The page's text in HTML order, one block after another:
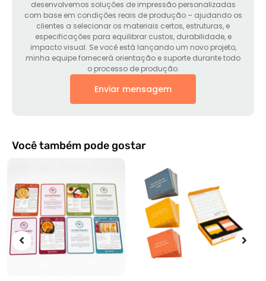
desenvolvemos soluções de impressão personalizadas
com base em condições reais de produção – ajudando os
clientes a selecionar os materiais certos, estruturas, e
especificações para equilibrar custos, durabilidade, e
impacto visual. Se você está lançando um novo projeto,
minha equipe fornecerá orientação e suporte durante todo
o processo de produção.
Enviar mensagem
Você também pode gostar